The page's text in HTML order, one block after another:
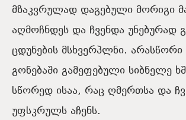
მზაკვრულად დაგებული მორიგი
აღმოჩნდეს და ჩვენდა უნებურად
ცდუნების მსხვერპლნი.
გონებაში გამეფებული სიბნელე
სწორედ ისაა, რაც ღმერთსა და
უფსკრულს აჩენს.